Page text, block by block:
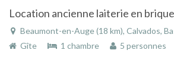
Beaumont-en-Auge (18 km), Calvados, Basse-
Gîte
1 chambre 5 personnes